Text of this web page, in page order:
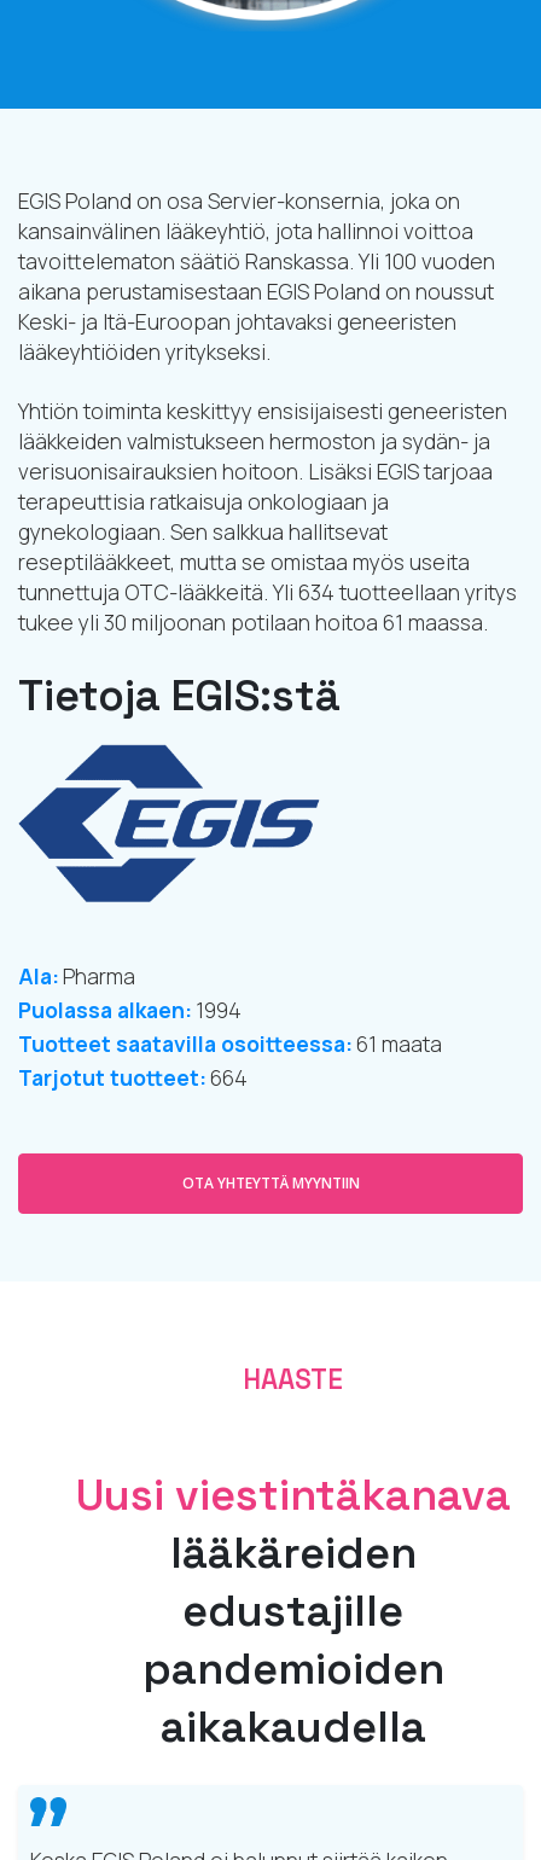
Tietoja EGIS:stä
Ala:Pharma
Puolassa alkaen: 1994
Tuotteet saatavilla osoitteessa:61 maata
Tarjotut tuotteet:664
EGIS Poland on osa Servier-konsernia, joka on
kansainvälinen lääkeyhtiö, jota hallinnoi voittoa
tavoittelematon säätiö Ranskassa. Yli 100 vuoden
aikana perustamisestaan EGIS Poland on noussut
Keski- ja Itä-Euroopan johtavaksi geneeristen
lääkeyhtiöiden yritykseksi.
Yhtiön toiminta keskittyy ensisijaisesti geneeristen
lääkkeiden valmistukseen hermoston ja sydän- ja
verisuonisairauksien hoitoon. Lisäksi EGIS tarjoaa
terapeuttisia ratkaisuja onkologiaan ja
gynekologiaan. Sen salkkua hallitsevat
reseptilääkkeet, mutta se omistaa myös useita
tunnettuja OTC-lääkkeitä. Yli 634 tuotteellaan yritys
tukee yli 30 miljoonan potilaan hoitoa 61 maassa.
OTA YHTEYTTÄ MYYNTIIN
HAASTE
Uusi viestintäkanava
lääkäreiden
edustajille
pandemioiden
aikakaudella